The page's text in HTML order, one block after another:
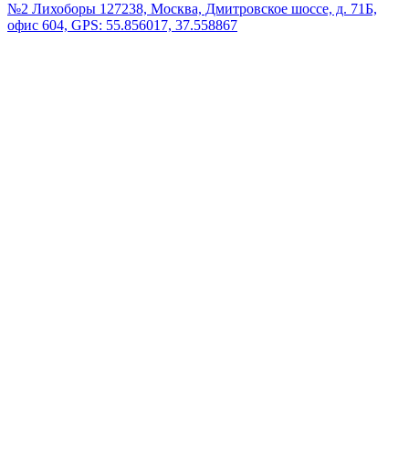
№2 Лихоборы 127238, Москва, Дмитровское шоссе, д. 71Б,
офис 604, GPS: 55.856017, 37.558867